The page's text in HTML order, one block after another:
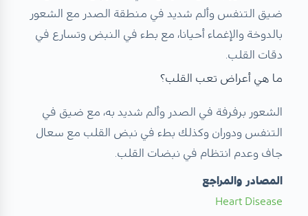
ضيق التنفس وألم شديد في منطقة الصدر مع الشعور
بالدوخة والإغماء أحيانا، مع بطء في النبض وتسارع في
دقات القلب.
ما هي أعراض تعب القلب؟
الشعور برفرفة في الصدر وألم شديد به، مع ضيق في
التنفس ودوران وكذلك بطء في نبض القلب مع سعال
جاف وعدم انتظام في نبضات القلب.
المصادر والمراجع
Heart Disease